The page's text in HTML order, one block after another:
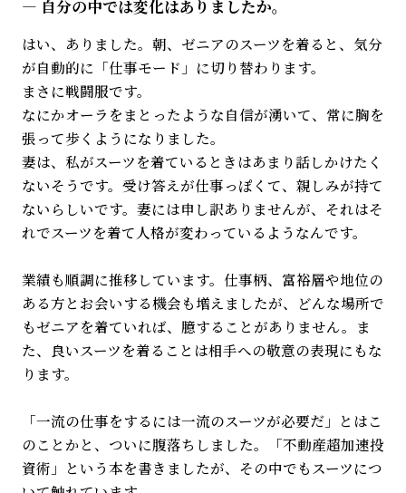
自分の中では変化はありましたか。
はい、ありました。朝、ゼニアのスーツを着ると、気分
が自動的に「仕事モード」に切り替わります。
まさに戦闘服です。
なにかオーラをまとったような自信が湧いて、常に胸を
張って歩くようになりました。
妻は、私がスーツを着ているときはあまり話しかけたく
ないそうです。受け答えが仕事っぽくて、親しみが持て
ないらしいです。妻には申し訳ありませんが、それはそ
れでスーツを着て人格が変わっているようなんです。
業績も順調に推移しています。仕事柄、富裕層や地位の
ある方とお会いする機会も増えましたが、どんな場所で
もゼニアを着ていれば、臆することがありません。ま
た、良いスーツを着ることは相手への敬意の表現にもな
ります。
「一流の仕事をするには一流のスーツが必要だ」とはこ
のことかと、ついに腹落ちしました。「不動産超加速投
資術」という本を書きましたが、その中でもスーツにつ